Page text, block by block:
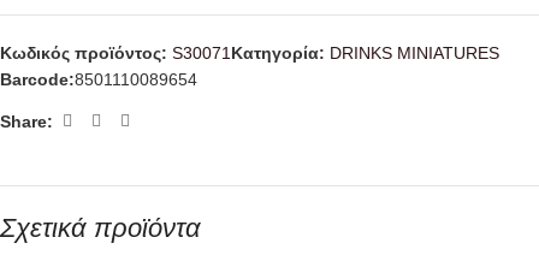
Κωδικός προϊόντος: S30071Κατηγορία: DRINKS MINIATURES
Barcode:8501110089654
Share:
Σχετικά προϊόντα